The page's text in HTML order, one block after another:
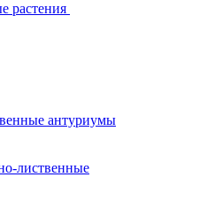
растения
антуриумы
лиственные